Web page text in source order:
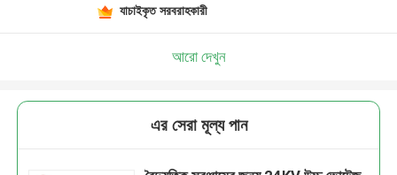
যাচাইকৃত সরবরাহকারী
আরো দেখুন
এর সেরা মূল্য পান